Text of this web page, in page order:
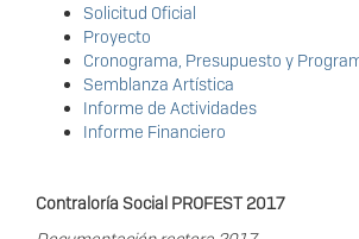
Solicitud Oficial
Proyecto
Cronograma, Presupuesto y
Semblanza Artística
Informe de Actividades
Informe Financiero
Contraloría Social PROFEST 2017